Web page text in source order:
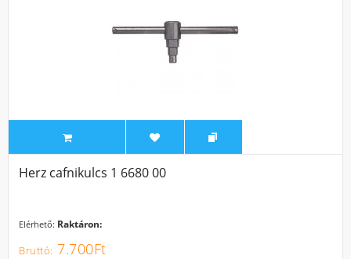
Herz cafnikulcs 1 6680 00
Elérhető: Raktáron:
7.700Ft